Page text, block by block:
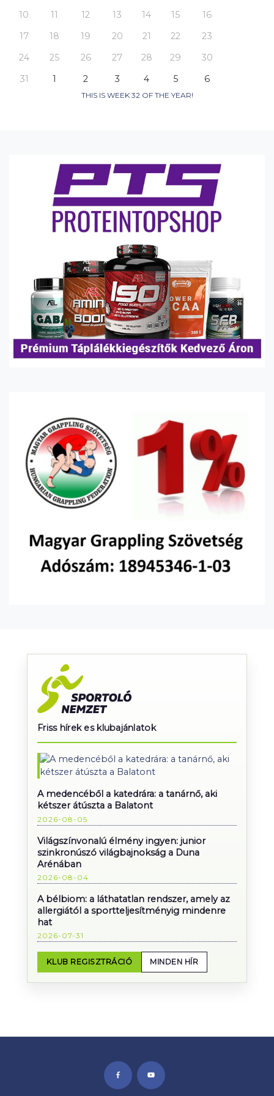
10 11 12 13 14 15
16
17
18 19 20 21 22
23
24
25 26 27 28 29
30
31
1 2 3 4 5 6
THIS IS WEEK 32 OF THE YEAR!
Friss hírek es klubajánlatok
A medencéből a katedrára: a tanárnő, aki
kétszer átúszta a Balatont
2026-08-05
Világszínvonalú élmény ingyen: junior
szinkronúszó világbajnokság a Duna
Arénában
2026-08-04
A bélbiom: a láthatatlan rendszer, amely az
allergiától a sportteljesítményig mindenre
hat
2026-07-31
KLUB REGISZTRÁCIÓ MINDEN HÍR